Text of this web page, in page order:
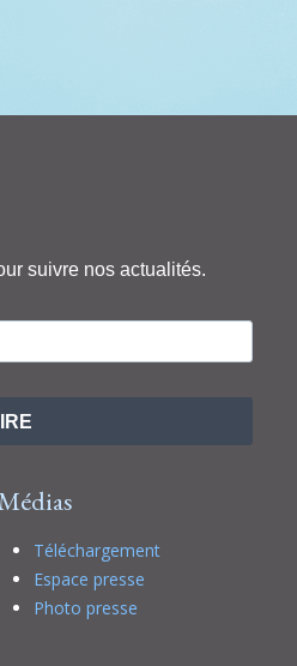
suivre nos actualités.
Téléchargement
Espace presse
Photo presse